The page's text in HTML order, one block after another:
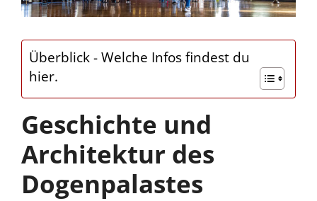
Überblick - Welche Infos findest du
hier.
Geschichte und
Architektur des
Dogenpalastes